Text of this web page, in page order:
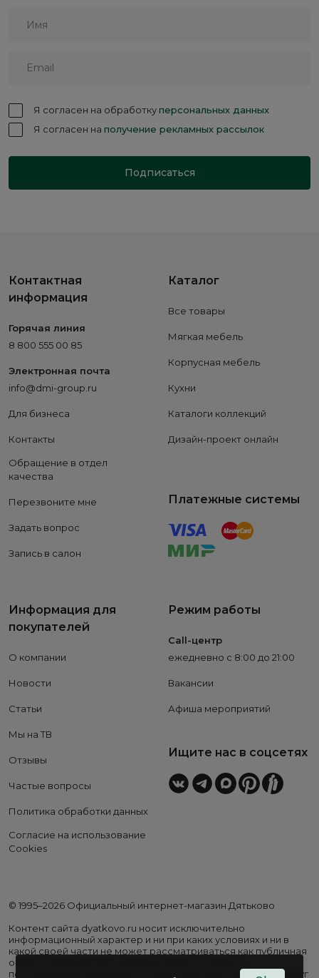
Я согласен на обработкуперсональных данных
Я согласен на получение рекламных рассылок
Подписаться
Контактная
информация
Горячая линия
8 800 555 00 85
Электронная почта
info@dmi-group.ru
Для бизнеса
Контакты
Обращение в отдел
качества
Перезвоните мне
Задать вопрос
Запись в салон
Каталог
Все товары
Мягкая мебель
Корпусная мебель
Кухни
Каталоги коллекций
Дизайн-проект онлайн
Платежные системы
Информация для
покупателей
О компании
Новости
Статьи
Мы на ТВ
Отзывы
Частые вопросы
Политика обработки данных
Согласие на использование
Cookies
Режим работы
Call-центр
ежедневно с 8:00 до 21:00
Вакансии
Афиша мероприятий
Ищите нас в соцсетях
© 1995–2026 Официальный интернет-магазин Дятьково
Контент сайта dyatkovo.ru носит исключительно
информационный характер и ни при каких условиях и ни в
какой своей части не может рассматриваться как публичная
оферта. Внешний вид, комплектация и стоимость
поставляемой продукции, а также перечень сервисных услуг